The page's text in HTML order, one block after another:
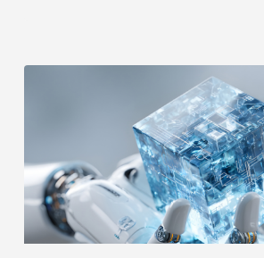
L’ILLUSION DE
BELLE INTERFACE
ERP SANS UTILISATEUR ?